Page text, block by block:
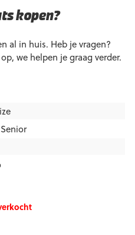
Senior
kopen?
al in huis. Heb je vragen?
we helpen je graag verder.